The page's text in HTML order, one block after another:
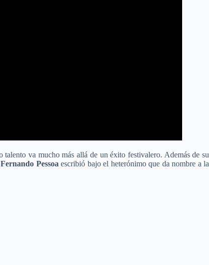
va mucho más allá de un éxito festivalero. Además de su
Fernando Pessoa escribió bajo el heterónimo que da nombre a la